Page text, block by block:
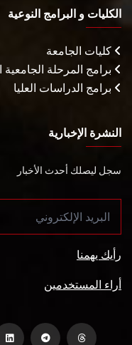
الكليات و البرامج النوعية
كليات الجامعة
برامج المرحلة الجامعية
برامج الدراسات العليا
النشرة الإخبارية
سجل ليصلك أحدث الأخبار
رأيك يهمنا
أراء المستخدمين